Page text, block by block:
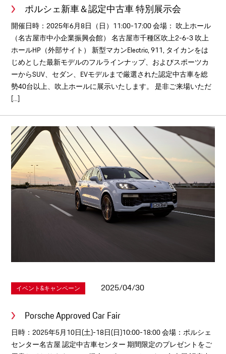
ポルシェ新車＆認定中古車 特別展示会
開催日時：2025年6月8日（日）11:00-17:00 会場： 吹上ホール
（名古屋市中小企業振興会館） 名古屋市千種区吹上2-6-3 吹上
ホールHP（外部サイト） 新型マカンElectric, 911, タイカンをは
じめとした最新モデルのフルラインナップ、およびスポーツカ
ーからSUV、セダン、EVモデルまで厳選された認定中古車を総
勢40台以上、吹上ホールに展示いたします。 是非ご来場いただ
[...]
イベント&キャンペーン 2025/04/30
Porsche Approved Car Fair
日時：2025年5月10日(土)-18日(日)10:00-18:00 会場：ポルシェ
センター名古屋 認定中古車センター 期間限定のプレゼントをご